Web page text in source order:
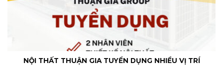
NỘI THẤT THUẬN GIA TUYỂN DỤNG NHIỀU VỊ TRÍ